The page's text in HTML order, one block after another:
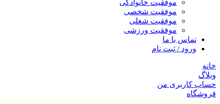
موفقیت خانوادگی
موفقیت شخصی
موفقیت شغلی
موفقیت ورزشی
تماس با ما
ورود / ثبت نام
خانه
وبلاگ
حساب کاربری من
فروشگاه